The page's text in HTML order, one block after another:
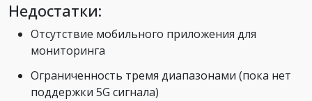
Недостатки:
Отсутствие мобильного приложения для
мониторинга
Ограниченность тремя диапазонами (пока нет
поддержки 5G сигнала)